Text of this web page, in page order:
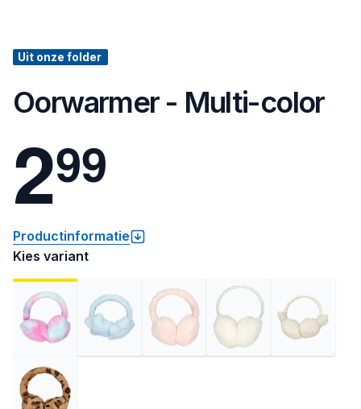
Uit onze folder
Oorwarmer - Multi-color
299
Productinformatie
Kies variant